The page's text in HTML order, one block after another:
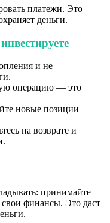
платежи. Это
деньги.
и не
операцию — это
новые позиции —
на возврате и
принимайте
свои финансы. Это даст